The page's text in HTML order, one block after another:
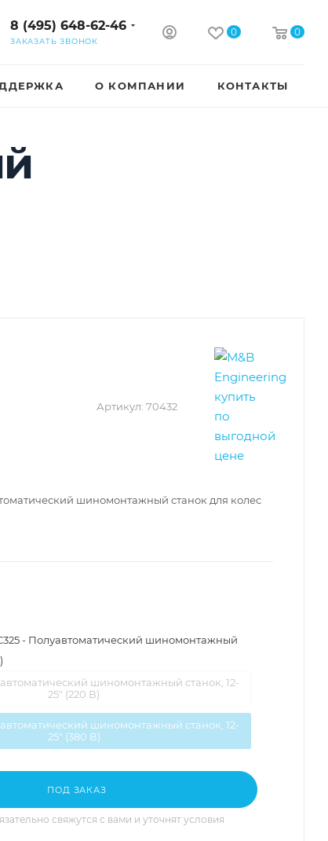
8 (495) 648-62-46
ЗАКАЗАТЬ ЗВОНОК
0 0
О КОМПАНИИ КОНТАКТЫ
Артикул: 70432
шиномонтажный станок для колес
- Полуавтоматический шиномонтажный
шиномонтажный станок, 12-
25" (220 В)
шиномонтажный станок, 12-
25" (380 В)
ПОД ЗАКАЗ
свяжутся с вами и уточнят условия